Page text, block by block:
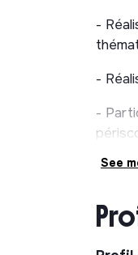
-
-
-
-
-
See